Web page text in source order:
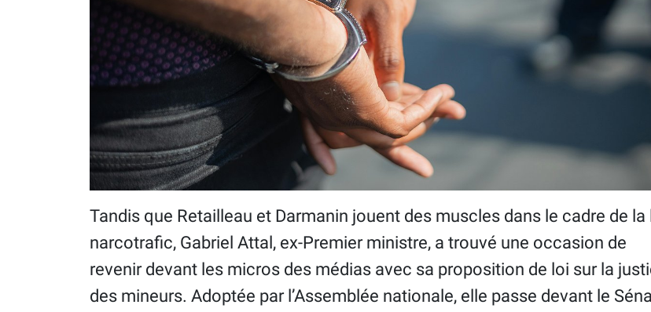
Tandis que Retailleau et Darmanin jouent des muscles dans le cadre de la
narcotrafic, Gabriel Attal, ex-Premier ministre, a trouvé une occasion de
revenir devant les micros des médias avec sa proposition de loi sur la
des mineurs. Adoptée par l’Assemblée nationale, elle passe devant le